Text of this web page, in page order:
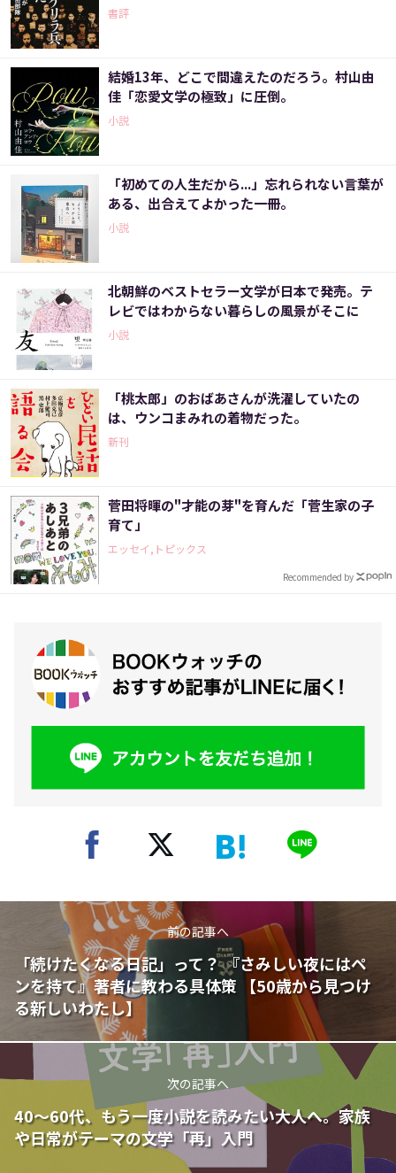
書評
結婚13年、どこで間違えたのだろう。村山由
佳「恋愛文学の極致」に圧倒。
小説
「初めての人生だから...」忘れられない言葉が
ある、出合えてよかった一冊。
小説
北朝鮮のベストセラー文学が日本で発売。テ
レビではわからない暮らしの風景がそこに
小説
「桃太郎」のおばあさんが洗濯していたの
は、ウンコまみれの着物だった。
新刊
菅田将暉の"才能の芽"を育んだ「菅生家の子
育て」
エッセイ,トピックス
Recommended by
前の記事へ
「続けたくなる日記」って？ 『さみしい夜にはペ
ンを持て』著者に教わる具体策 【50歳から見つけ
る新しいわたし】
次の記事へ
40～60代、もう一度小説を読みたい大人へ。家族
や日常がテーマの文学「再」入門